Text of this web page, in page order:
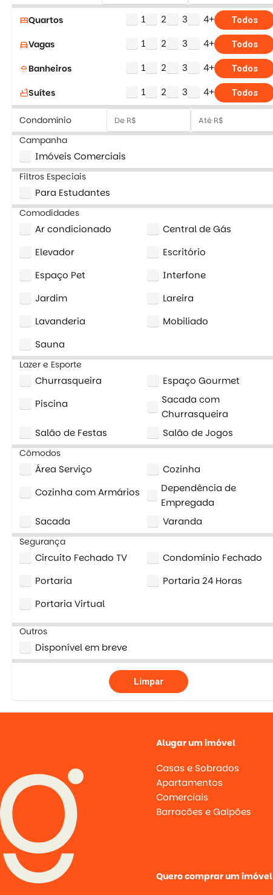
bedQuartos 1 2 3 4+ Todos
directions_carVagas 1 2 3 4+ Todos
shower Banheiros 1 2 3 4+ Todos
bathtubSuítes 1 2 3 4+ Todos
Condomínio
Campanha
Imóveis Comerciais
Filtros Especiais
Para Estudantes
Comodidades
Ar condicionado
Central de Gás
Elevador
Escritório
Espaço Pet
Interfone
Jardim
Lareira
Lavanderia
Mobiliado
Sauna
Lazer e Esporte
Churrasqueira
Espaço Gourmet
Piscina
Sacada com
Churrasqueira
Salão de Festas
Salão de Jogos
Cômodos
Área Serviço
Cozinha
Cozinha com Armários
Dependência de
Empregada
Sacada
Varanda
Segurança
Circuito Fechado TV
Condomínio Fechado
Portaria
Portaria 24 Horas
Portaria Virtual
Outros
Disponível em breve
Limpar
Alugar um imóvel
Casas e Sobrados
Apartamentos
Comerciais
Barracões e Galpões
Quero comprar um imóvel